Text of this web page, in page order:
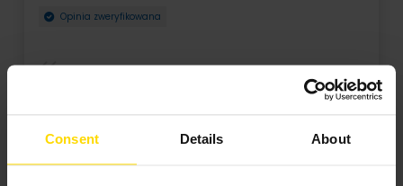
Consent Details About
zweryfikowana
To już moja